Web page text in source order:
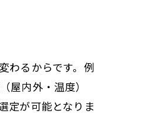
わるからです。例
屋内外・温度）
定が可能となりま